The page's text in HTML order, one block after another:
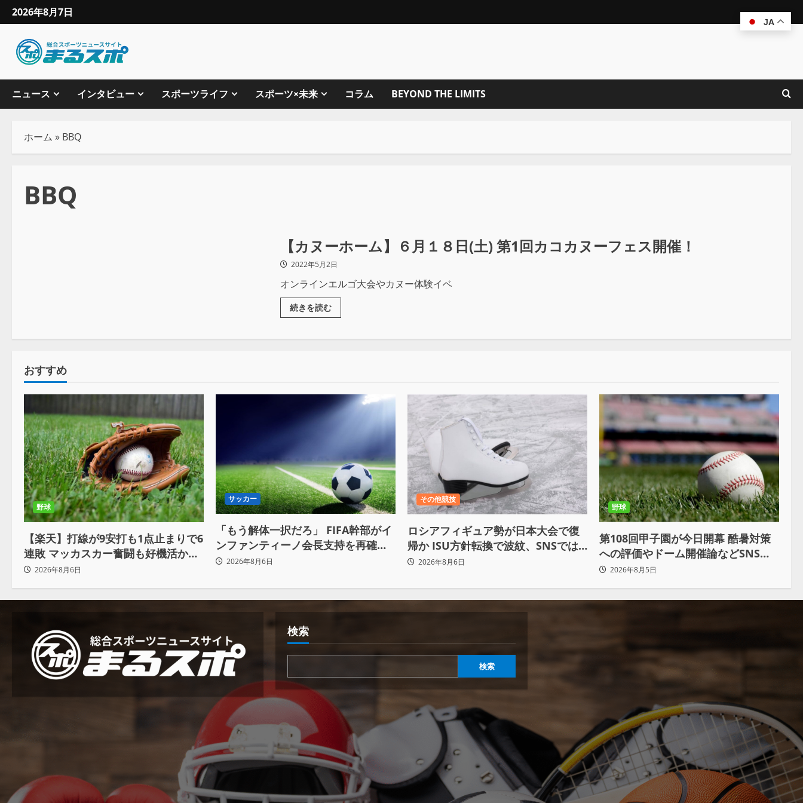
2026年8月7日
ニュース インタビュー スポーツライフ スポーツ×未来 コラム BEYOND THE LIMITS
ホーム » BBQ
BBQ
【カヌーホーム】６月１８日(土) 第1回カコカヌーフェス開催！
2022年5月2日
オンラインエルゴ大会やカヌー体験イベ
続きを読む
おすすめ
野球
【楽天】打線が9安打も1点止まりで6
連敗 マッカスカー奮闘も好機活かせ
ず借金「22」
2026年8月6日
サッカー
「もう解体一択だろ」 FIFA幹部がイ
ンファンティーノ会長支持を再確認
も 批判収まらず
2026年8月6日
その他競技
ロシアフィギュア勢が日本大会で復
帰か ISU方針転換で波紋、SNSでは
賛否両論
2026年8月6日
野球
第108回甲子園が今日開幕 酷暑対策
への評価やドーム開催論などSNSで
議論も
2026年8月5日
検索
検索
JA